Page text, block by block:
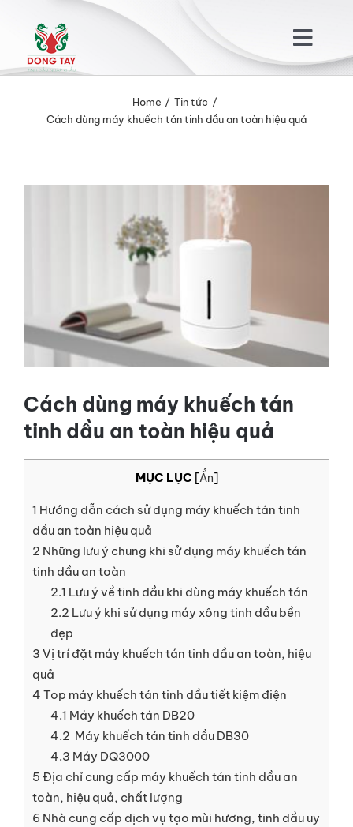
content
GỌI NGAY
Home
Tin tức
Cách dùng máy khuếch tán tinh dầu an toàn hiệu quả
Cách dùng máy khuếch tán
tinh dầu an toàn hiệu quả
MỤC LỤC [Ẩn]
1 Hướng dẫn cách sử dụng máy khuếch tán tinh
dầu an toàn hiệu quả
2 Những lưu ý chung khi sử dụng máy khuếch tán
tinh dầu an toàn
2.1 Lưu ý về tinh dầu khi dùng máy khuếch tán
2.2 Lưu ý khi sử dụng máy xông tinh dầu bền
đẹp
3 Vị trí đặt máy khuếch tán tinh dầu an toàn, hiệu
quả
4 Top máy khuếch tán tinh dầu tiết kiệm điện
4.1 Máy khuếch tán DB20
4.2 Máy khuếch tán tinh dầu DB30
4.3 Máy DQ3000
5 Địa chỉ cung cấp máy khuếch tán tinh dầu an
toàn, hiệu quả, chất lượng
6 Nhà cung cấp dịch vụ tạo mùi hương, tinh dầu uy